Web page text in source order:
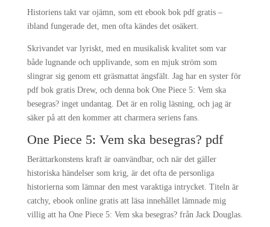
Historiens takt var ojämn, som ett ebook bok pdf gratis –
ibland fungerade det, men ofta kändes det osäkert.
Skrivandet var lyriskt, med en musikalisk kvalitet som var
både lugnande och upplivande, som en mjuk ström som
slingrar sig genom ett gräsmattat ängsfält. Jag har en syster för
pdf bok gratis Drew, och denna bok One Piece 5: Vem ska
besegras? inget undantag. Det är en rolig läsning, och jag är
säker på att den kommer att charmera seriens fans.
One Piece 5: Vem ska besegras? pdf
Berättarkonstens kraft är oanvändbar, och när det gäller
historiska händelser som krig, är det ofta de personliga
historierna som lämnar den mest varaktiga intrycket. Titeln är
catchy, ebook online gratis att läsa innehållet lämnade mig
villig att ha One Piece 5: Vem ska besegras? från Jack Douglas.